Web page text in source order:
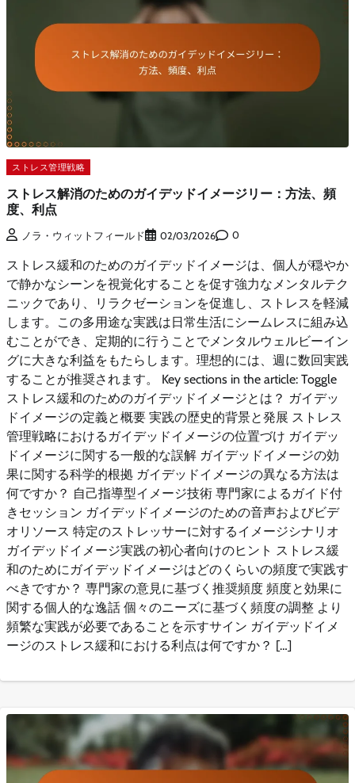
ストレス管理戦略
ストレス解消のためのガイデッドイメージリー：方法、頻
度、利点
ノラ・ウィットフィールド 02/03/2026 0
ストレス緩和のためのガイデッドイメージは、個人が穏やか
で静かなシーンを視覚化することを促す強力なメンタルテク
ニックであり、リラクゼーションを促進し、ストレスを軽減
します。この多用途な実践は日常生活にシームレスに組み込
むことができ、定期的に行うことでメンタルウェルビーイン
グに大きな利益をもたらします。理想的には、週に数回実践
することが推奨されます。 Key sections in the article: Toggle
ストレス緩和のためのガイデッドイメージとは？ ガイデッ
ドイメージの定義と概要 実践の歴史的背景と発展 ストレス
管理戦略におけるガイデッドイメージの位置づけ ガイデッ
ドイメージに関する一般的な誤解 ガイデッドイメージの効
果に関する科学的根拠 ガイデッドイメージの異なる方法は
何ですか？ 自己指導型イメージ技術 専門家によるガイド付
きセッション ガイデッドイメージのための音声およびビデ
オリソース 特定のストレッサーに対するイメージシナリオ
ガイデッドイメージ実践の初心者向けのヒント ストレス緩
和のためにガイデッドイメージはどのくらいの頻度で実践す
べきですか？ 専門家の意見に基づく推奨頻度 頻度と効果に
関する個人的な逸話 個々のニーズに基づく頻度の調整 より
頻繁な実践が必要であることを示すサイン ガイデッドイメ
ージのストレス緩和における利点は何ですか？ […]